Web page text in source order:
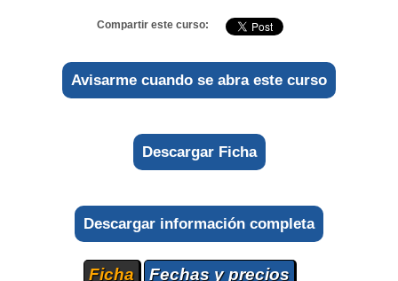
Compartir este curso:
Avisarme cuando se abra este curso
Descargar Ficha
Descargar información completa
Ficha
Fechas y precios